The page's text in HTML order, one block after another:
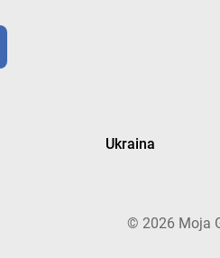
Ukraina
© 2026 Moja